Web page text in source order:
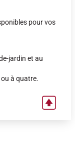
pour vos
jardin et au
à quatre.